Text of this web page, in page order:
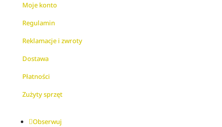
Moje konto
Regulamin
Reklamacje i zwroty
Dostawa
Płatności
Zużyty sprzęt
Obserwuj